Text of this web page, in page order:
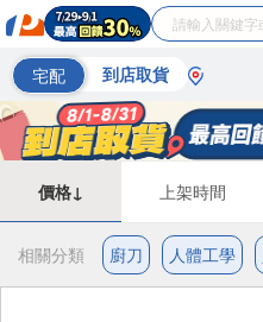
宅配 到店取貨
價格↓ 上架時間
相關分類 廚刀 人體工學